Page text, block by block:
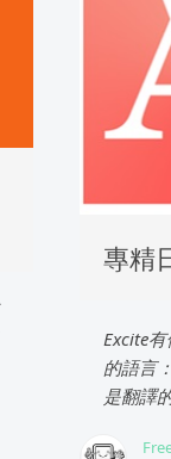
專精
Excite
的語言
是翻譯